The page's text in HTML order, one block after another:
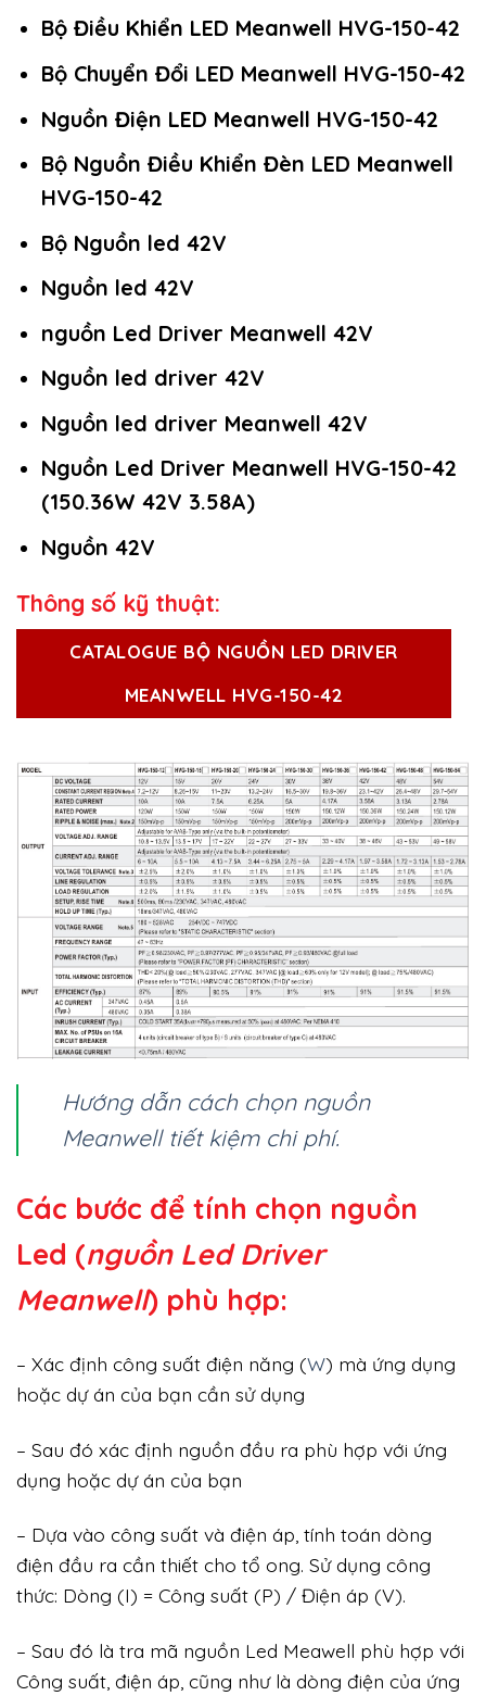
Bộ Điều Khiển LED Meanwell HVG-150-42
Bộ Chuyển Đổi LED Meanwell HVG-150-42
Nguồn Điện LED Meanwell HVG-150-42
Bộ Nguồn Điều Khiển Đèn LED Meanwell
HVG-150-42
Bộ Nguồn led 42V
Nguồn led 42V
nguồn Led Driver Meanwell 42V
Nguồn led driver 42V
Nguồn led driver Meanwell 42V
Nguồn Led Driver Meanwell HVG-150-42
(150.36W 42V 3.58A)
Nguồn 42V
Thông số kỹ thuật:
CATALOGUE BỘ NGUỒN LED DRIVER
MEANWELL HVG-150-42
Hướng dẫn cách chọn nguồn
Meanwell tiết kiệm chi phí.
Các bước để tính chọn nguồn
Led (nguồn Led Driver
Meanwell) phù hợp:
– Xác định công suất điện năng (W) mà ứng dụng
hoặc dự án của bạn cần sử dụng
– Sau đó xác định nguồn đầu ra phù hợp với ứng
dụng hoặc dự án của bạn
– Dựa vào công suất và điện áp, tính toán dòng
điện đầu ra cần thiết cho tổ ong. Sử dụng công
thức: Dòng (I) = Công suất (P) / Điện áp (V).
– Sau đó là tra mã nguồn Led Meawell phù hợp với
Công suất, điện áp, cũng như là dòng điện của ứng